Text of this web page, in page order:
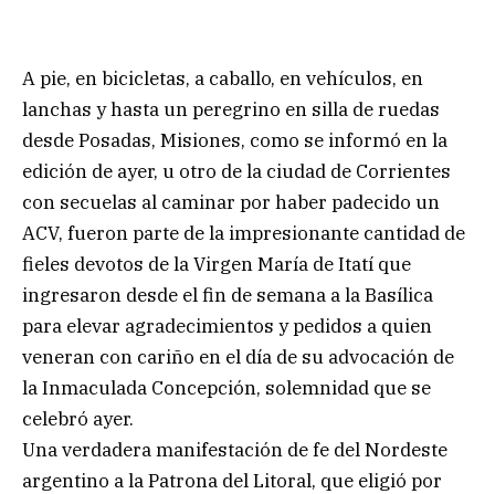
A pie, en bicicletas, a caballo, en vehículos, en
lanchas y hasta un peregrino en silla de ruedas
desde Posadas, Misiones, como se informó en la
edición de ayer, u otro de la ciudad de Corrientes
con secuelas al caminar por haber padecido un
ACV, fueron parte de la impresionante cantidad de
fieles devotos de la Virgen María de Itatí que
ingresaron desde el fin de semana a la Basílica
para elevar agradecimientos y pedidos a quien
veneran con cariño en el día de su advocación de
la Inmaculada Concepción, solemnidad que se
celebró ayer.
Una verdadera manifestación de fe del Nordeste
argentino a la Patrona del Litoral, que eligió por